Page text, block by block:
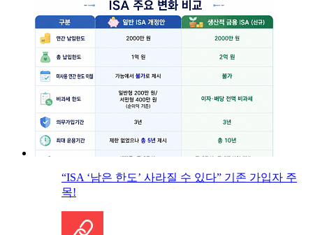
“ISA ‘남은 한도’ 사라질 수 있다” 기존 가입자 주
목!